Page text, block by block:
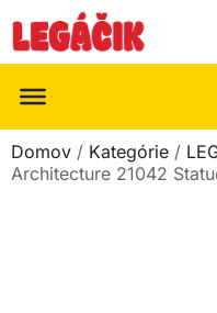
Domov / Kategórie /
Architecture 21042